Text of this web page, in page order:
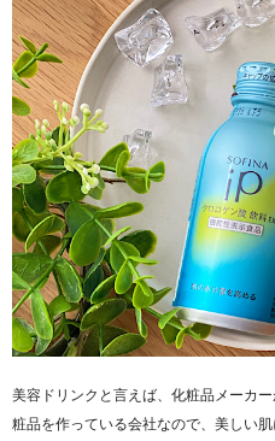
美容ドリンクと言えば、化粧品メーカ
粧品を作っている会社なので、美しい